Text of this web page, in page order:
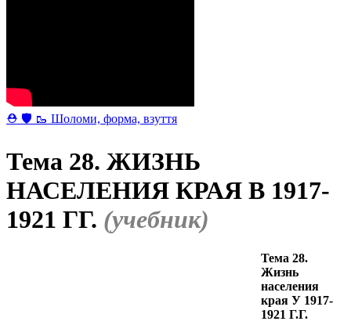
⛑ 🛡 🥾 Шоломи, форма, взуття
Тема 28. ЖИЗНЬ
НАСЕЛЕНИЯ КРАЯ В 1917-
1921 ГГ. (учебник)
Тема 28.
Жизнь
населения
края У 1917-
1921 Г.Г.